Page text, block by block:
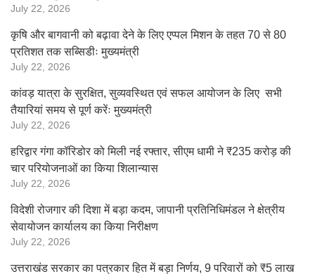
July 22, 2026
कृषि और बागवानी को बढ़ावा देने के लिए एप्पल मिशन के तहत 70 से 80
प्रतिशत तक सब्सिडीः मुख्यमंत्री
July 22, 2026
कांवड़ यात्रा के सुरक्षित, सुव्यवस्थित एवं सफल आयोजन के लिए सभी
तैयारियां समय से पूर्ण करेंः मुख्यमंत्री
July 22, 2026
हरिद्वार गंगा कॉरिडोर को मिली नई रफ्तार, सीएम धामी ने ₹235 करोड़ की
चार परियोजनाओं का किया शिलान्यास
July 22, 2026
विदेशी रोजगार की दिशा में बड़ा कदम, जापानी प्रतिनिधिमंडल ने क्षेत्रीय
सेवायोजन कार्यालय का किया निरीक्षण
July 22, 2026
उत्तराखंड सरकार का पत्रकार हित में बड़ा निर्णय, 9 परिवारों को ₹5 लाख